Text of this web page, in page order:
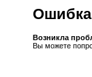
Ошибка
Возникла
Вы можете